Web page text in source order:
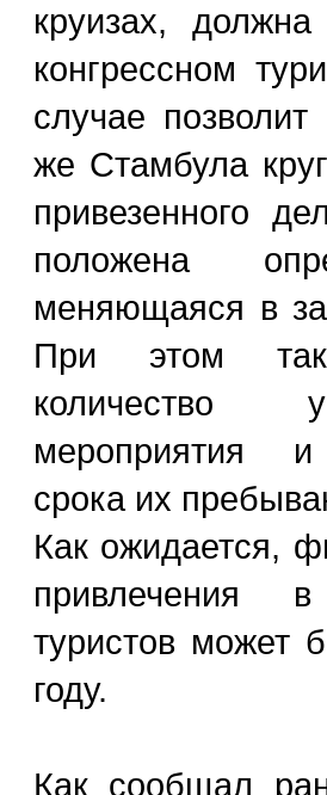
круизах,
конгрессном
случае позволит
же Стамбула
привезенного
положена
меняющаяся в
При этом
количество
мероприятия и
срока их
Как ожидается,
привлечения
туристов может
году.
Как сообщал